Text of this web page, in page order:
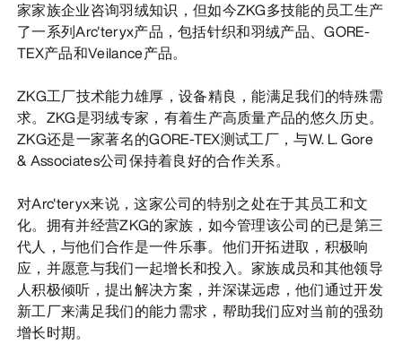
家家族企业咨询羽绒知识，但如今ZKG多技能的员工生产
了一系列Arc'teryx产品，包括针织和羽绒产品、GORE-
TEX产品和Veilance产品。
ZKG工厂技术能力雄厚，设备精良，能满足我们的特殊需
求。ZKG是羽绒专家，有着生产高质量产品的悠久历史。
ZKG还是一家著名的GORE-TEX测试工厂，与W. L. Gore
& Associates公司保持着良好的合作关系。
对Arc'teryx来说，这家公司的特别之处在于其员工和文
化。拥有并经营ZKG的家族，如今管理该公司的已是第三
代人，与他们合作是一件乐事。他们开拓进取，积极响
应，并愿意与我们一起增长和投入。家族成员和其他领导
人积极倾听，提出解决方案，并深谋远虑，他们通过开发
新工厂来满足我们的能力需求，帮助我们应对当前的强劲
增长时期。